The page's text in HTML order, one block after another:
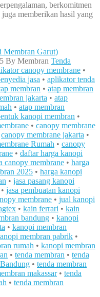
berkomitmen
memberikan hasil yang
By Membran Tenda
canopy membrane •
jasa • aplikator tenda
membran • atap membran
jakarta • atap
• atap membran
kanopi membran •
• canopy membrane
canopy membrane jakarta •
Rumah • canopy
• daftar harga kanopi
canopy membrane • harga
2025 • harga kanopi
• jasa pasang kanopi
• jasa pembuatan kanopi
membrane • jual kanopi
• kain ferrari • kain
bandung • kanopi
• kanopi membran
membran pabrik •
rumah • kanopi membran
• tenda membran • tenda
• tenda membran
makassar• tenda
• tenda membran